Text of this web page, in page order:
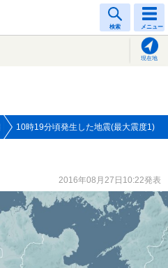
検索 メニュー
現在地
10時19分頃発生した地震(最大震度1)
2016年08月27日10:22発表